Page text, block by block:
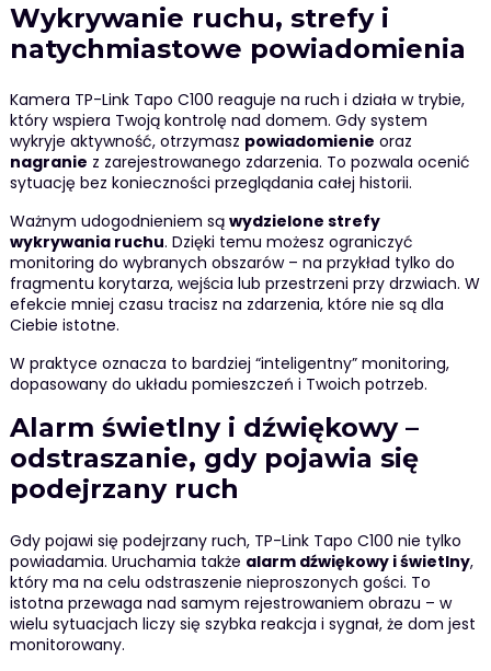
Wykrywanie ruchu, strefy i
natychmiastowe powiadomienia
Kamera TP-Link Tapo C100 reaguje na ruch i działa w trybie,
który wspiera Twoją kontrolę nad domem. Gdy system
wykryje aktywność, otrzymasz powiadomienie oraz
nagranie z zarejestrowanego zdarzenia. To pozwala ocenić
sytuację bez konieczności przeglądania całej historii.
Ważnym udogodnieniem są wydzielone strefy
wykrywania ruchu. Dzięki temu możesz ograniczyć
monitoring do wybranych obszarów – na przykład tylko do
fragmentu korytarza, wejścia lub przestrzeni przy drzwiach. W
efekcie mniej czasu tracisz na zdarzenia, które nie są dla
Ciebie istotne.
W praktyce oznacza to bardziej “inteligentny” monitoring,
dopasowany do układu pomieszczeń i Twoich potrzeb.
Alarm świetlny i dźwiękowy –
odstraszanie, gdy pojawia się
podejrzany ruch
Gdy pojawi się podejrzany ruch, TP-Link Tapo C100 nie tylko
powiadamia. Uruchamia także alarm dźwiękowy i świetlny,
który ma na celu odstraszenie nieproszonych gości. To
istotna przewaga nad samym rejestrowaniem obrazu – w
wielu sytuacjach liczy się szybka reakcja i sygnał, że dom jest
monitorowany.